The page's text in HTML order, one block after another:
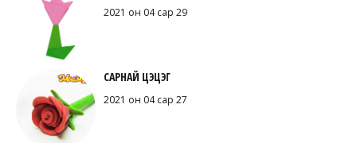
2021 он 04 сар 29
САРНАЙ ЦЭЦЭГ
2021 он 04 сар 27